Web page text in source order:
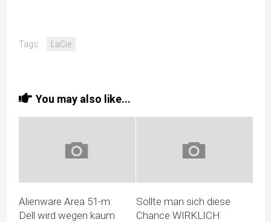
Tags: LaCie
You may also like...
Alienware Area 51-m:
Dell wird wegen kaum
Sollte man sich diese
Chance WIRKLICH